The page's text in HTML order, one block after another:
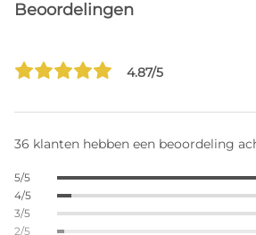
Beoordelingen
4.87/5
36 klanten hebben een beoordeling
5/5
4/5
3/5
2/5